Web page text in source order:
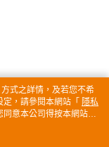
式之詳情，及若您不希
，請參閱本網站「 隱私
意本公司得按本網站使